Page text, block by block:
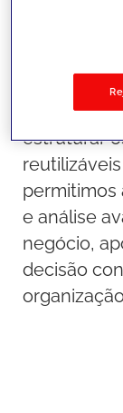
estruturar
permitimos
e análise
negócio,
decisão